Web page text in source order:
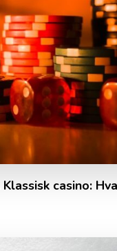
Klassisk casino: